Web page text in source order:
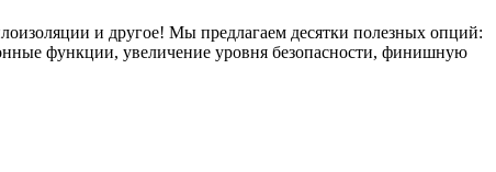
и другое! Мы предлагаем десятки полезных опций:
функции, увеличение уровня безопасности, финишную